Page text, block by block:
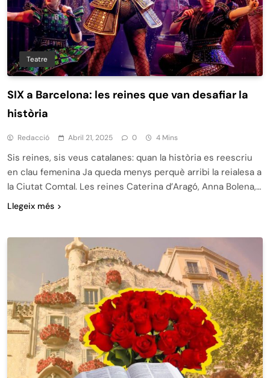
Teatre
SIX a Barcelona: les reines que van desafiar la
història
Redacció Abril 21, 2025 0 4 Mins
Sis reines, sis veus catalanes: quan la història es reescriu
en clau femenina Ja queda menys perquè arribi la reialesa a
la Ciutat Comtal. Les reines Caterina d’Aragó, Anna Bolena,…
Llegeix més